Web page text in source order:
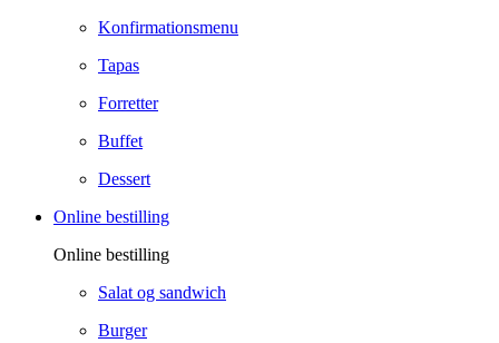
Konfirmationsmenu
Tapas
Forretter
Buffet
Dessert
Online bestilling
Online bestilling
Salat og sandwich
Burger